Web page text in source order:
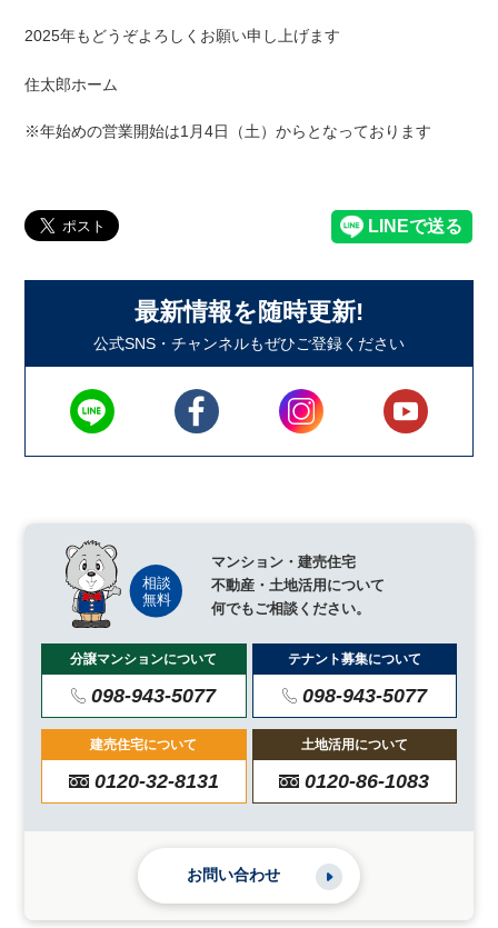
2025年もどうぞよろしくお願い申し上げます
住太郎ホーム
※年始めの営業開始は1月4日（土）からとなっております
最新情報を随時更新!
公式SNS・チャンネルもぜひご登録ください
マンション・建売住宅
不動産・土地活用について
何でもご相談ください。
分譲マンションについて
098-943-5077
テナント募集について
098-943-5077
建売住宅について
0120-32-8131
土地活用について
0120-86-1083
お問い合わせ